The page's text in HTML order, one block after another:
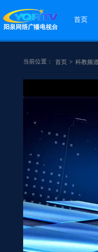
首页
当前位置： 首页 > 科教频